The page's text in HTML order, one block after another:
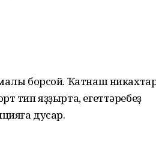
борсой. Ҡатнаш
тип яҙҙырта, егеттәребеҙ
дусар.